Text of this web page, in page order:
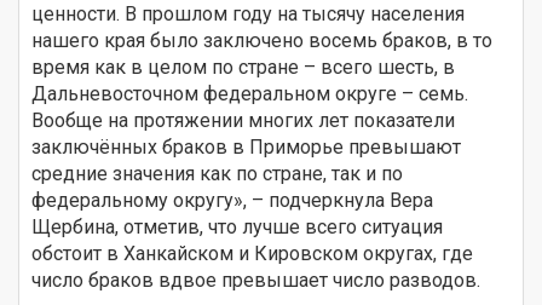
ценности. В прошлом году на тысячу населения
нашего края было заключено восемь браков, в то
время как в целом по стране – всего шесть, в
Дальневосточном федеральном округе – семь.
Вообще на протяжении многих лет показатели
заключённых браков в Приморье превышают
средние значения как по стране, так и по
федеральному округу», – подчеркнула Вера
Щербина, отметив, что лучше всего ситуация
обстоит в Ханкайском и Кировском округах, где
число браков вдвое превышает число разводов.